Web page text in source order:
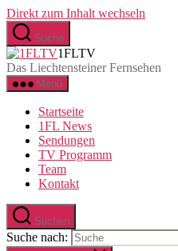
Direkt zum Inhalt wechseln
Suche
1FLTV
Das Liechtensteiner Fernsehen
Menü
Startseite
1FL News
Sendungen
TV Programm
Team
Kontakt
Suchen
Suche nach: